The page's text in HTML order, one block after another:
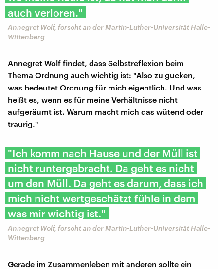
auch verloren."
Annegret Wolf, forscht an der Martin-Luther-Universität Halle-
Wittenberg
Annegret Wolf findet, dass Selbstreflexion beim
Thema Ordnung auch wichtig ist: "Also zu gucken,
was bedeutet Ordnung für mich eigentlich. Und was
heißt es, wenn es für meine Verhältnisse nicht
aufgeräumt ist. Warum macht mich das wütend oder
traurig."
"Ich komm nach Hause und der Müll ist
nicht runtergebracht. Da geht es nicht
um den Müll. Da geht es darum, dass ich
mich nicht wertgeschätzt fühle in dem
was mir wichtig ist."
Annegret Wolf, forscht an der Martin-Luther-Universität Halle-
Wittenberg
Gerade im Zusammenleben mit anderen sollte ein